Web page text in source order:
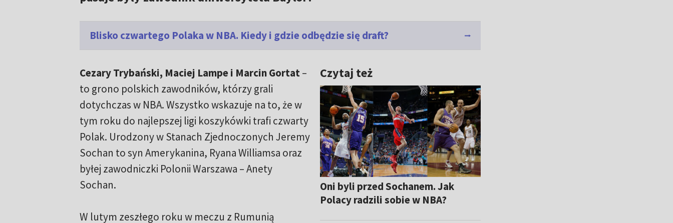
Blisko czwartego Polaka w NBA. Kiedy i gdzie odbędzie się draft?
Czytaj też
Oni byli przed Sochanem. Jak
Polacy radzili sobie w NBA?
Cezary Trybański, Maciej Lampe i Marcin Gortat–
to grono polskich zawodników, którzy grali
dotychczas w NBA. Wszystko wskazuje na to, że w
tym roku do najlepszej ligi koszykówki trafi czwarty
Polak. Urodzony w Stanach Zjednoczonych Jeremy
Sochan to syn Amerykanina, Ryana Williamsa oraz
byłej zawodniczki Polonii Warszawa – Anety
Sochan.
W lutym zeszłego roku w meczu z Rumunią